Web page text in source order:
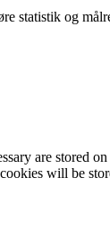
statistik og
are stored
will be